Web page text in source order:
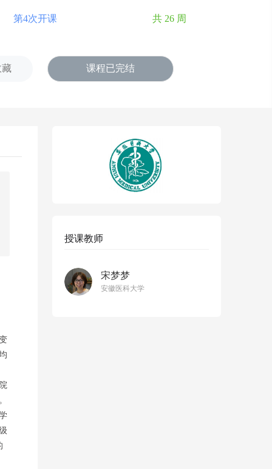
第4次开课 共 26 周
藏 课程已完结
授课教师
宋梦梦
安徽医科大学